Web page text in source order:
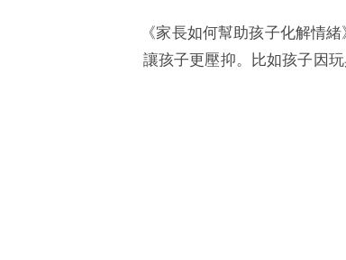
《家長如何幫助孩子化解情
讓孩子更壓抑。比如孩子因